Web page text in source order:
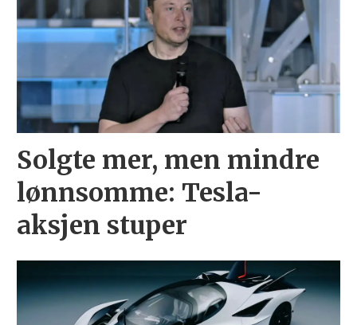
Solgte mer, men mindre
lønnsomme: Tesla-
aksjen stuper